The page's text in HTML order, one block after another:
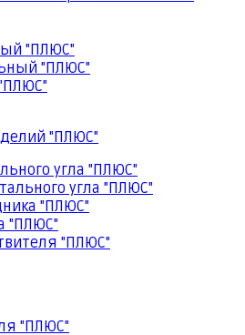
"ПЛЮС"
"ПЛЮС"
"ПЛЮС"
угла "ПЛЮС"
угла "ПЛЮС"
"ПЛЮС"
"ПЛЮС"
"ПЛЮС"
"ПЛЮС"